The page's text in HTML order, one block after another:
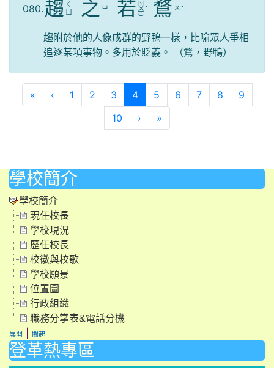
080. 趨 ㄑ
之 ㄓ 若 ㄖ
ㄨ
ㄛ
ˋ 鶩 ㄨ ˋ
趨附於他的人像成群的野鴨一樣，比喻眾人爭相
追逐某項事物。多用於貶義。 （鶩，野鴨）
« 第一頁
‹上一頁
1 2 3 4(目前頁次)
5 6 7 8
9
10
›下一頁
»最後頁
學校簡介
學校簡介
現任校長
學校現況
歷任校長
校徽與校歌
學校願景
位置圖
行政組織
職務分掌表&電話分機
展開 闔起
登革熱專區